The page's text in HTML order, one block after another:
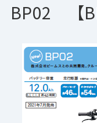
BP02 【